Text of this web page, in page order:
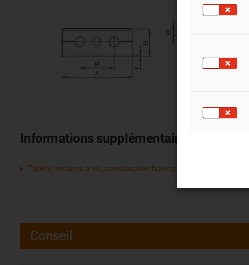
Informations supplémentaires
Tables linéaires à vis, construction horizontale
Conseil